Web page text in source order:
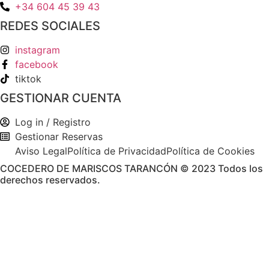
+34 604 45 39 43
REDES SOCIALES
instagram
facebook
tiktok
GESTIONAR CUENTA
Log in / Registro
Gestionar Reservas
Aviso LegalPolítica de PrivacidadPolítica de Cookies
COCEDERO DE MARISCOS TARANCÓN © 2023 Todos los
derechos reservados.